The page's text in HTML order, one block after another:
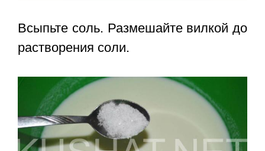
Всыпьте соль. Размешайте вилкой до
растворения соли.